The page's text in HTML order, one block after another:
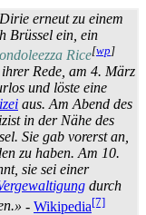
erneut zu einem
Brüssel ein, ein
Rice[wp]
Rede, am 4. März
und löste eine
aus. Am Abend des
in der Nähe des
Sie gab vorerst an,
zu haben. Am 10.
sie sei einer
durch
- Wikipedia[7]